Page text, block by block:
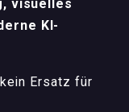
visuelles
KI-
Ersatz für